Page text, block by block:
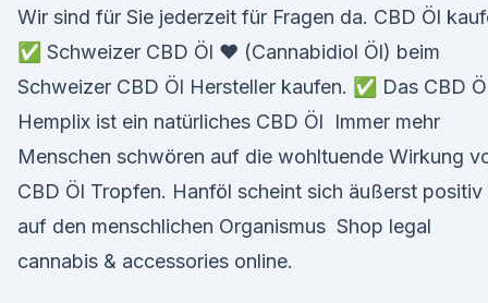
Wir sind für Sie jederzeit für Fragen da. CBD Öl
✅ Schweizer CBD Öl ❤ (Cannabidiol Öl) beim
Schweizer CBD Öl Hersteller kaufen. ✅ Das CBD
Hemplix ist ein natürliches CBD Öl Immer mehr
Menschen schwören auf die wohltuende Wirkung
CBD Öl Tropfen. Hanföl scheint sich äußerst positiv
auf den menschlichen Organismus Shop legal
cannabis & accessories online.